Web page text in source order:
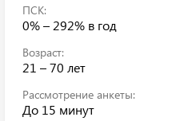
ПСК:
0% – 292% в год
Возраст:
21 – 70 лет
Рассмотрение анкеты:
До 15 минут